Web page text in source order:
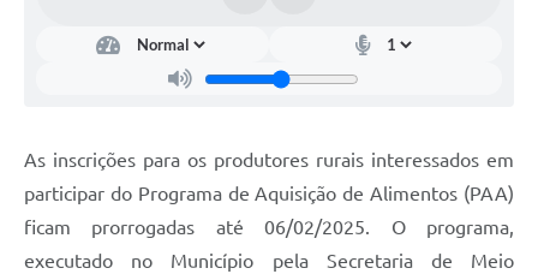
Guia Credenciamento Pregao Online Banrisul
Combate ao Coronavírus
Devedores de ICMS/IPVA.
As inscrições para os produtores rurais interessados em
participar do Programa de Aquisição de Alimentos (PAA)
ficam prorrogadas até 06/02/2025. O programa,
executado no Município pela Secretaria de Meio